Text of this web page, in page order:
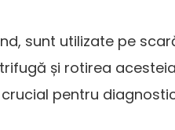
sunt utilizate pe
și rotirea
pentru